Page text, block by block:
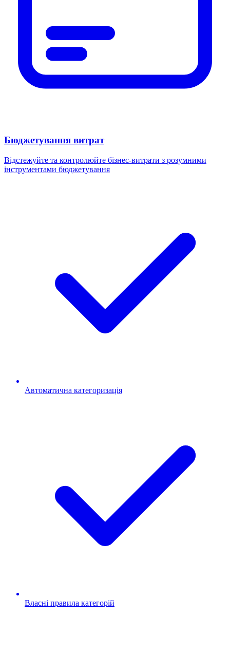
Бюджетування витрат
Відстежуйте та контролюйте бізнес-витрати з розумними
інструментами бюджетування
Автоматична категоризація
Власні правила категорій